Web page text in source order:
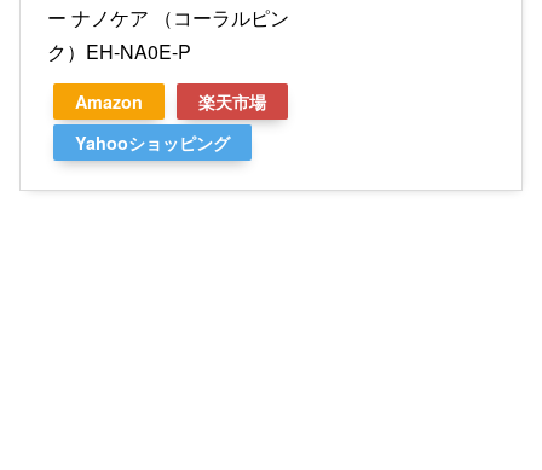
ー ナノケア （コーラルピン
ク）EH-NA0E-P
Amazon
楽天市場
Yahooショッピング